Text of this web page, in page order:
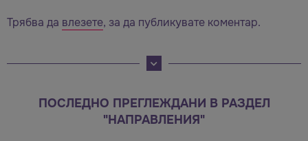
Трябва да влезете, за да публикувате коментар.
ПОСЛЕДНО ПРЕГЛЕЖДАНИ В РАЗДЕЛ
"НАПРАВЛЕНИЯ"